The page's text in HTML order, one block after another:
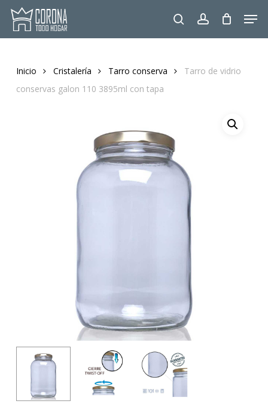
Skip
main
searchaccount
Inicio Cristalería Tarro conserva
Tarro de vidrio
conservas galon 110 3895ml con tapa